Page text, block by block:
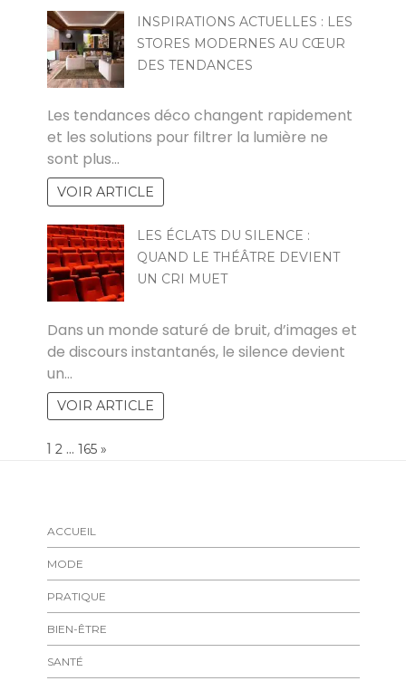
INSPIRATIONS ACTUELLES : LES
STORES MODERNES AU CŒUR
DES TENDANCES
Les tendances déco changent rapidement
et les solutions pour filtrer la lumière ne
sont plus…
VOIR ARTICLE
LES ÉCLATS DU SILENCE :
QUAND LE THÉÂTRE DEVIENT
UN CRI MUET
Dans un monde saturé de bruit, d’images et
de discours instantanés, le silence devient
un…
VOIR ARTICLE
Page:
1 2 … 165 NEXT
»
ACCUEIL
MODE
PRATIQUE
BIEN-ÊTRE
SANTÉ